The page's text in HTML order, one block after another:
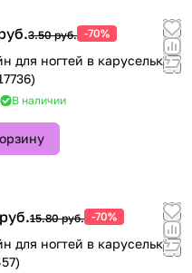
3.50 руб. -70%
ногтей в карусельке
В наличии
15.80 руб. -70%
для ногтей в карусельке